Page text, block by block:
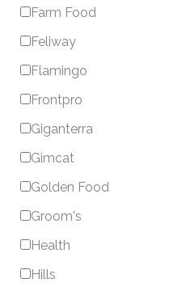
Farm Food
Feliway
Flamingo
Frontpro
Giganterra
Gimcat
Golden Food
Groom's
Health
Hills